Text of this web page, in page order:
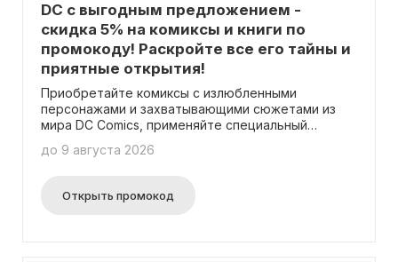
DC с выгодным предложением -
скидка 5% на комиксы и книги по
промокоду! Раскройте все его тайны и
приятные открытия!
Приобретайте комиксы с излюбленными
персонажами и захватывающими сюжетами из
мира DC Comics, применяйте специальный
может воспользоваться промокодом один раз.
до 9 августа 2026
Открыть промокод